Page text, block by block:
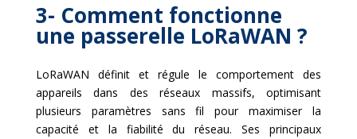
3- Comment fonctionne
une passerelle LoRaWAN ?
LoRaWAN définit et régule le comportement des
appareils dans des réseaux massifs, optimisant
plusieurs paramètres sans fil pour maximiser la
capacité et la fiabilité du réseau. Ses principaux